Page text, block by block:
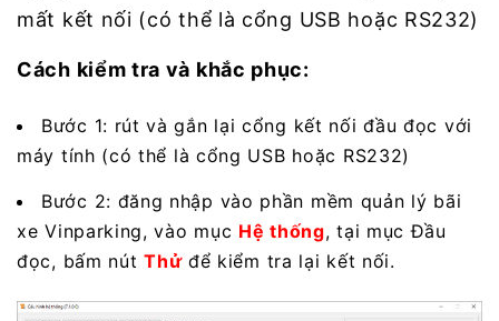
mất kết nối (có thể là cổng USB hoặc RS232)
Cách kiểm tra và khắc phục:
Bước 1: rút và gắn lại cổng kết nối đầu đọc với
máy tính (có thể là cổng USB hoặc RS232)
Bước 2: đăng nhập vào phần mềm quản lý bãi
xe Vinparking, vào mục Hệ thống, tại mục Đầu
đọc, bấm nútThửđể kiểm tra lại kết nối.